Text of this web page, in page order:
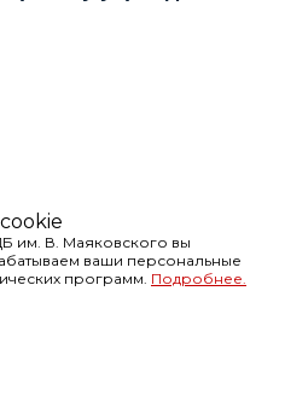
им. В. Маяковского вы
ваши персональные
программ. Подробнее.